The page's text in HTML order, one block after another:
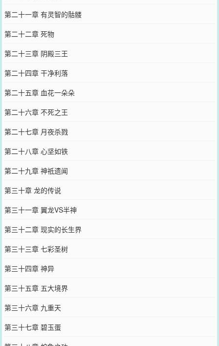
第二十一章 有灵智的骷髅
第二十二章 死物
第二十三章 阴殿三王
第二十四章 干净利落
第二十五章 血花一朵朵
第二十六章 不死之王
第二十七章 月夜杀戮
第二十八章 心坚如铁
第二十九章 神祗遗闻
第三十章 龙的传说
第三十一章 翼龙VS半神
第三十二章 现实的长生界
第三十三章 七彩圣树
第三十四章 神异
第三十五章 五大境界
第三十六章 九重天
第三十七章 碧玉蛋